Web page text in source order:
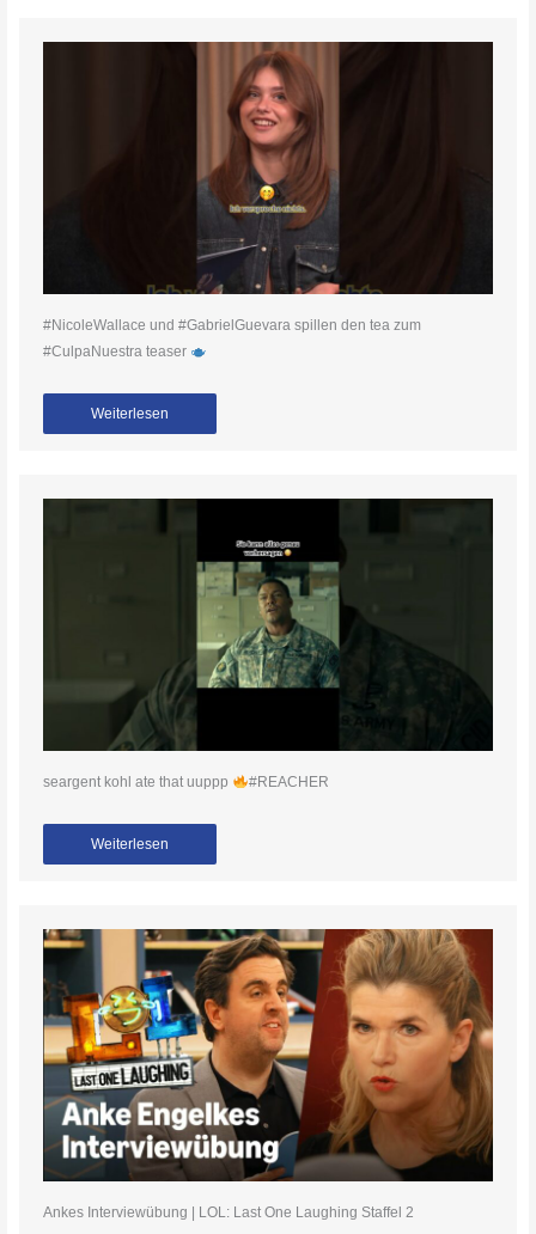
#NicoleWallace und #GabrielGuevara spillen den tea zum
#CulpaNuestra teaser
Weiterlesen
seargent kohl ate that uuppp #REACHER
Weiterlesen
Ankes Interviewübung | LOL: Last One Laughing Staffel 2